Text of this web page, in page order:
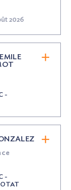
2026
-
-